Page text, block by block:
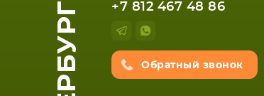
+7 812 467 48 86
Обратный звонок